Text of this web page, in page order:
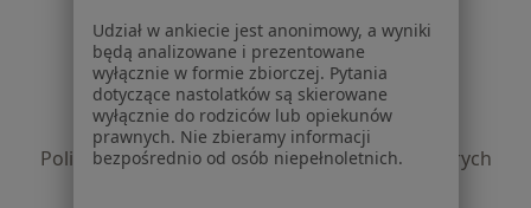
Serwis
Regulamin
Polityka prywatności pacjentów
Polityka prywatności profesjonalistów
Polityka prywatności dla profesjonalistów, których
Udział w ankiecie jest anonimowy, a wyniki
będą analizowane i prezentowane
wyłącznie w formie zbiorczej. Pytania
dotyczące nastolatków są skierowane
wyłącznie do rodziców lub opiekunów
prawnych. Nie zbieramy informacji
bezpośrednio od osób niepełnoletnich.